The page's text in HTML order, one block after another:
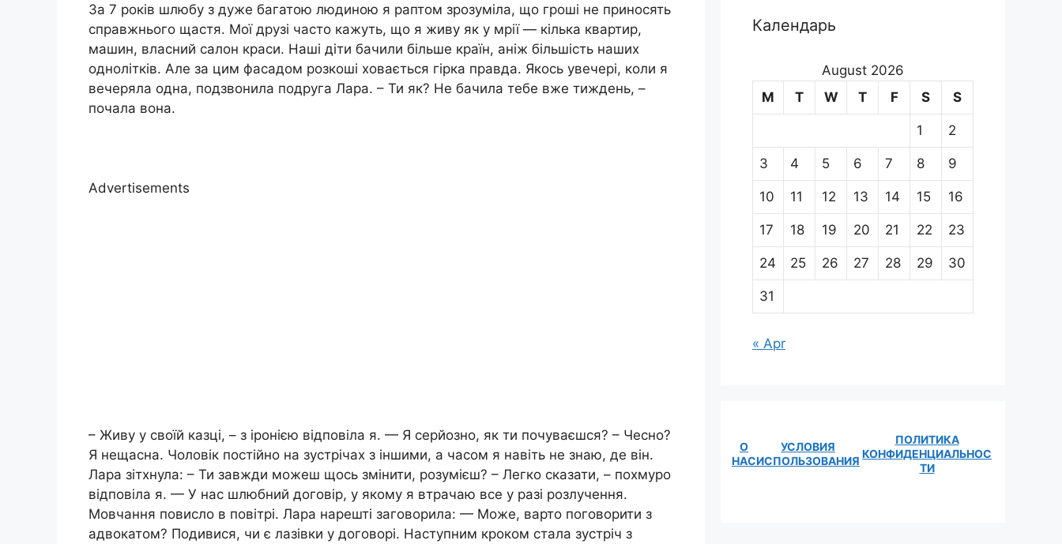
За 7 років шлюбу з дуже багатою людиною я раптом зрозуміла, що гроші не приносять
справжнього щастя. Мої друзі часто кажуть, що я живу як у мрії — кілька квартир,
машин, власний салон краси. Наші діти бачили більше країн, аніж більшість наших
однолітків. Але за цим фасадом розкоші ховається гірка правда. Якось увечері, коли я
вечеряла одна, подзвонила подруга Лара. – Ти як? Не бачила тебе вже тиждень, –
почала вона.
Advertisements
– Живу у своїй казці, – з іронією відповіла я. — Я серйозно, як ти почуваєшся? – Чесно?
Я нещасна. Чоловік постійно на зустрічах з іншими, а часом я навіть не знаю, де він.
Лара зітхнула: – Ти завжди можеш щось змінити, розумієш? – Легко сказати, – похмуро
відповіла я. — У нас шлюбний договір, у якому я втрачаю все у разі розлучення.
Мовчання повисло в повітрі. Лара нарешті заговорила: — Може, варто поговорити з
адвокатом? Подивися, чи є лазівки у договорі. Наступним кроком стала зустріч з
Календарь
August 2026
M
T W T F S S
1 2
3 4 5 6 7 8 9
10 11 12 13 14 15 16
17 18 19 20 21 22 23
24 25 26 27 28 29 30
31
« Apr
О
НАС
УСЛОВИЯ
ИСПОЛЬЗОВАНИЯ
ПОЛИТИКА
КОНФИДЕНЦИАЛЬНОС
ТИ